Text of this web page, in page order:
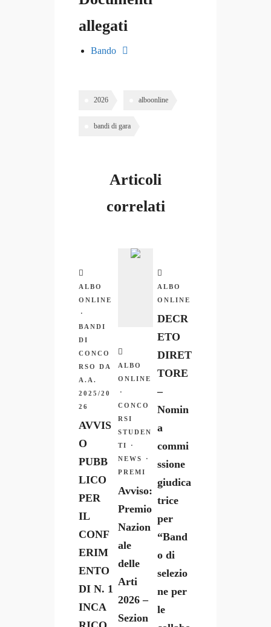
allegati
Bando
2026 alboonline
bandi di gara
Articoli
correlati
ALBO
ONLINE
·
BANDI
DI
CONCO
RSO DA
A.A.
2025/20
26
AVVIS
O
PUBB
LICO
PER
IL
CONF
ERIM
ENTO
DI N. 1
INCA
ALBO
ONLINE
·
CONCO
RSI
STUDEN
TI
·
NEWS
·
PREMI
Avviso:
Premio
Nazion
ale
delle
Arti
2026 –
Sezion
ALBO
ONLINE
DECR
ETO
DIRET
TORE
–
Nomin
a
commi
ssione
giudica
trice
per
“Band
o di
selezio
ne per
le